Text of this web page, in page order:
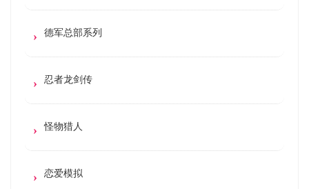
德军总部系列
忍者龙剑传
怪物猎人
恋爱模拟